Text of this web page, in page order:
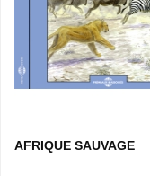
AFRIQUE SAUVAGE